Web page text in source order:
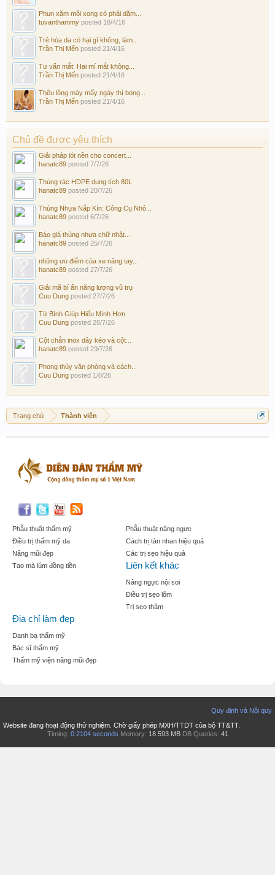
Phun xăm môi xong có phải dặm...
tuvanthammy posted 18/4/16
Trẻ hóa da có hại gì không, làm...
Trần Thị Mến posted 21/4/16
Tư vấn mắt: Hai mí mắt không...
Trần Thị Mến posted 21/4/16
Thêu lông mày mấy ngày thì bong...
Trần Thị Mến posted 21/4/16
Chủ đề được yêu thích
Giải pháp lót nền cho concert...
hanatc89 posted 7/7/26
Thùng rác HDPE dung tích 80L
hanatc89 posted 20/7/26
Thùng Nhựa Nắp Kín: Công Cụ Nhỏ...
hanatc89 posted 6/7/26
Báo giá thùng nhựa chữ nhật...
hanatc89 posted 25/7/26
những ưu điểm của xe nâng tay...
hanatc89 posted 27/7/26
Giải mã bí ẩn năng lượng vũ trụ
Cuu Dung posted 27/7/26
Tử Bình Giúp Hiểu Mình Hơn
Cuu Dung posted 28/7/26
Cột chắn inox dây kéo và cột...
hanatc89 posted 29/7/26
Phong thủy văn phòng và cách...
Cuu Dung posted 1/8/26
Trang chủ Thành viên
Phẫu thuật thẩm mỹ
Điều trị thẩm mỹ da
Nâng mũi đẹp
Tạo mà lúm đồng tiền
Phẫu thuật nâng ngực
Cách trị tàn nhan hiệu quả
Các trị sẹo hiệu quả
Liên kết khác
Nâng ngực nội soi
Điều trị sẹo lõm
Trị sẹo thâm
Địa chỉ làm đẹp
Danh bạ thẩm mỹ
Bác sĩ thẩm mỹ
Thẩm mỹ viện nâng mũi đẹp
Quy định và Nội quy
Website đang hoạt động thử nghiệm. Chờ giấy phép MXH/TTDT của bộ TT&TT.
Timing: 0.2104 seconds Memory: 18.593 MB DB Queries: 41